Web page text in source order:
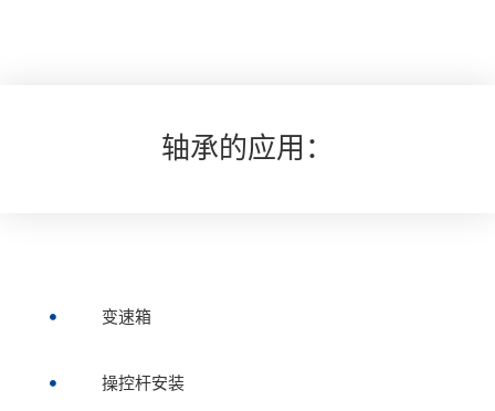
轴承的应用：
 变速箱
 操控杆安装